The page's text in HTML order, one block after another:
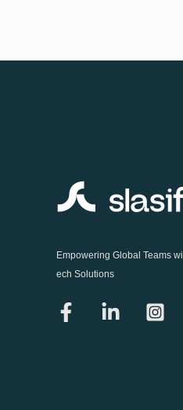
Empowering Global Teams
ech Solutions